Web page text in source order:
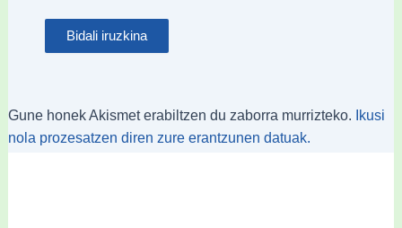
Gune honek Akismet erabiltzen du zaborra murrizteko.
Ikusi
nola prozesatzen diren zure erantzunen datuak.